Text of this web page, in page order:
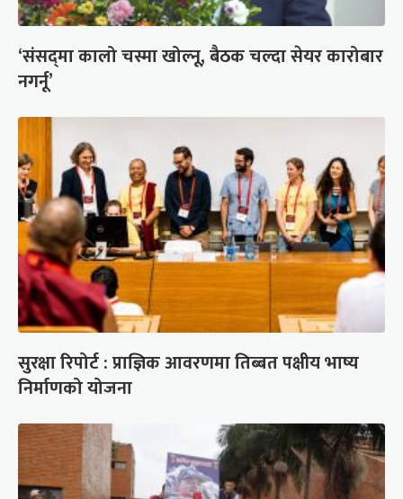
‘संसद्‍मा कालो चस्मा खोल्नू, बैठक चल्दा सेयर कारोबार
नगर्नू’
सुरक्षा रिपोर्ट : प्राज्ञिक आवरणमा तिब्बत पक्षीय भाष्य
निर्माणको योजना